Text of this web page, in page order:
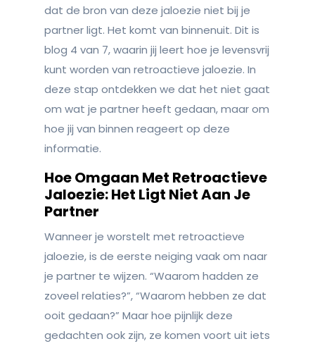
dat de bron van deze jaloezie niet bij je
partner ligt. Het komt van binnenuit. Dit is
blog 4 van 7, waarin jij leert hoe je levensvrij
kunt worden van retroactieve jaloezie. In
deze stap ontdekken we dat het niet gaat
om wat je partner heeft gedaan, maar om
hoe jij van binnen reageert op deze
informatie.
Hoe Omgaan Met Retroactieve
Jaloezie: Het Ligt Niet Aan Je
Partner
Wanneer je worstelt met retroactieve
jaloezie, is de eerste neiging vaak om naar
je partner te wijzen. “Waarom hadden ze
zoveel relaties?”, “Waarom hebben ze dat
ooit gedaan?” Maar hoe pijnlijk deze
gedachten ook zijn, ze komen voort uit iets